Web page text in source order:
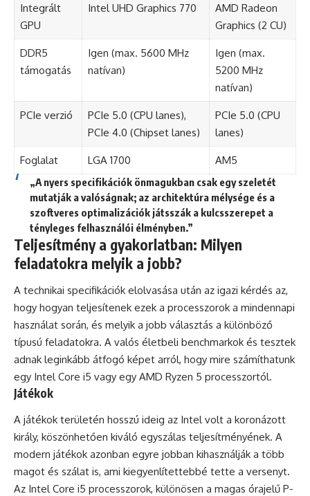
Integrált
GPU
Intel UHD Graphics 770
AMD Radeon
Graphics (2 CU)
DDR5
támogatás
Igen (max. 5600 MHz
natívan)
Igen (max.
5200 MHz
natívan)
PCIe verzió
PCIe 5.0 (CPU lanes),
PCIe 4.0 (Chipset lanes)
PCIe 5.0 (CPU
lanes)
Foglalat LGA 1700 AM5
„A nyers specifikációk önmagukban csak egy szeletét
mutatják a valóságnak; az architektúra mélysége és a
szoftveres optimalizációk játsszák a kulcsszerepet a
tényleges felhasználói élményben.”
Teljesítmény a gyakorlatban: Milyen
feladatokra melyik a jobb?
A technikai specifikációk elolvasása után az igazi kérdés az,
hogy hogyan teljesítenek ezek a processzorok a mindennapi
használat során, és melyik a jobb választás a különböző
típusú feladatokra. A valós életbeli benchmarkok és tesztek
adnak leginkább átfogó képet arról, hogy mire számíthatunk
egy Intel Core i5 vagy egy AMD Ryzen 5 processzortól.
Játékok
A játékok területén hosszú ideig az Intel volt a koronázott
király, köszönhetően kiváló egyszálas teljesítményének. A
modern játékok azonban egyre jobban kihasználják a több
magot és szálat is, ami kiegyenlítettebbé tette a versenyt.
Az Intel Core i5 processzorok, különösen a magas órajelű P-